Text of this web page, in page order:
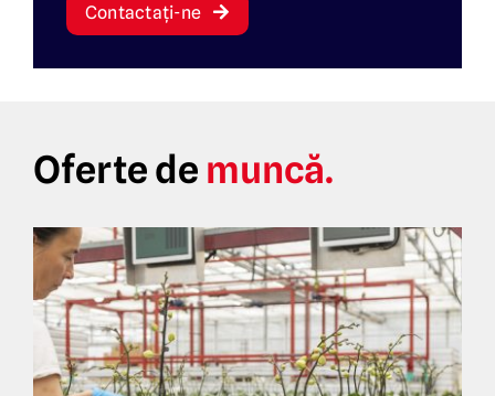
Contactați-ne
Oferte de muncă.